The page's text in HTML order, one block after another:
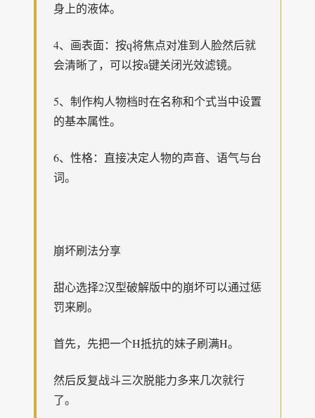
身上的液体。
4、画表面：按q将焦点对准到人脸然后就
会清晰了，可以按a键关闭光效滤镜。
5、制作构人物档时在名称和个式当中设置
的基本属性。
6、性格：直接决定人物的声音、语气与台
词。
崩坏刷法分享
甜心选择2汉型破解版中的崩坏可以通过惩
罚来刷。
首先，先把一个H抵抗的妹子刷满H。
然后反复战斗三次脱能力多来几次就行
了。